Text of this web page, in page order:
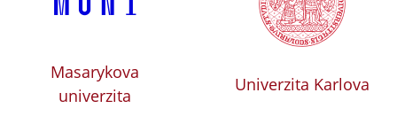
Masarykova
univerzita
Univerzita Karlova